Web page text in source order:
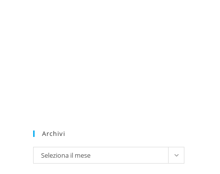
Archivi
Archivi
Seleziona il mese